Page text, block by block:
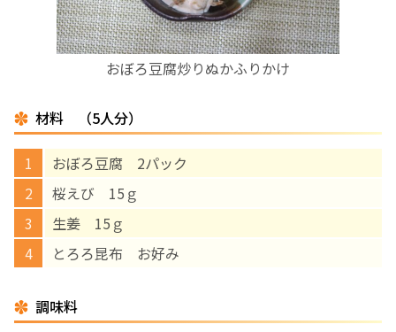
おぼろ豆腐炒りぬかふりかけ
材料 （5人分）
おぼろ豆腐 2パック
桜えび 15ｇ
生姜 15ｇ
とろろ昆布 お好み
調味料
母乳育児
その他の診療内容
‘さんルーム’ でさまざまな講座・クラス
遠方にお住まいで当院での出産を希望される方へ